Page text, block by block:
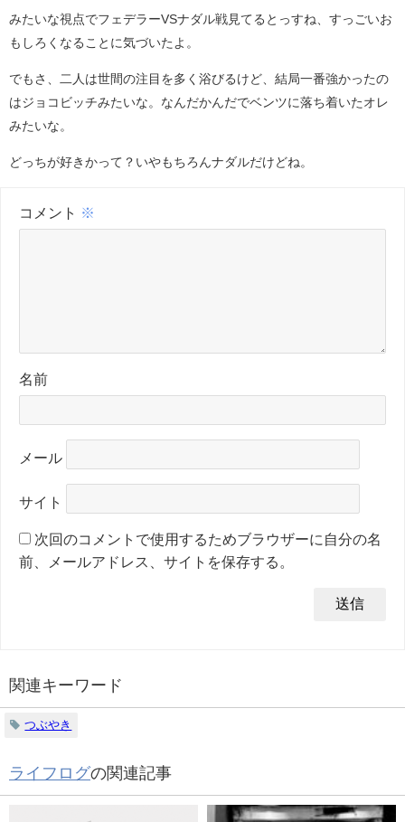
みたいな視点でフェデラーVSナダル戦見てるとっすね、すっごいお
もしろくなることに気づいたよ。
でもさ、二人は世間の注目を多く浴びるけど、結局一番強かったの
はジョコビッチみたいな。なんだかんだでベンツに落ち着いたオレ
みたいな。
どっちが好きかって？いやもちろんナダルだけどね。
コメント ※
名前
メール
サイト
次回のコメントで使用するためブラウザーに自分の名
前、メールアドレス、サイトを保存する。
関連キーワード
つぶやき
ライフログの関連記事